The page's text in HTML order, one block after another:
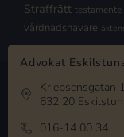
Straffrätt testamente
vårdnadshavare
Advokat
Kriebsensgatan
632 20
016-14 00 34